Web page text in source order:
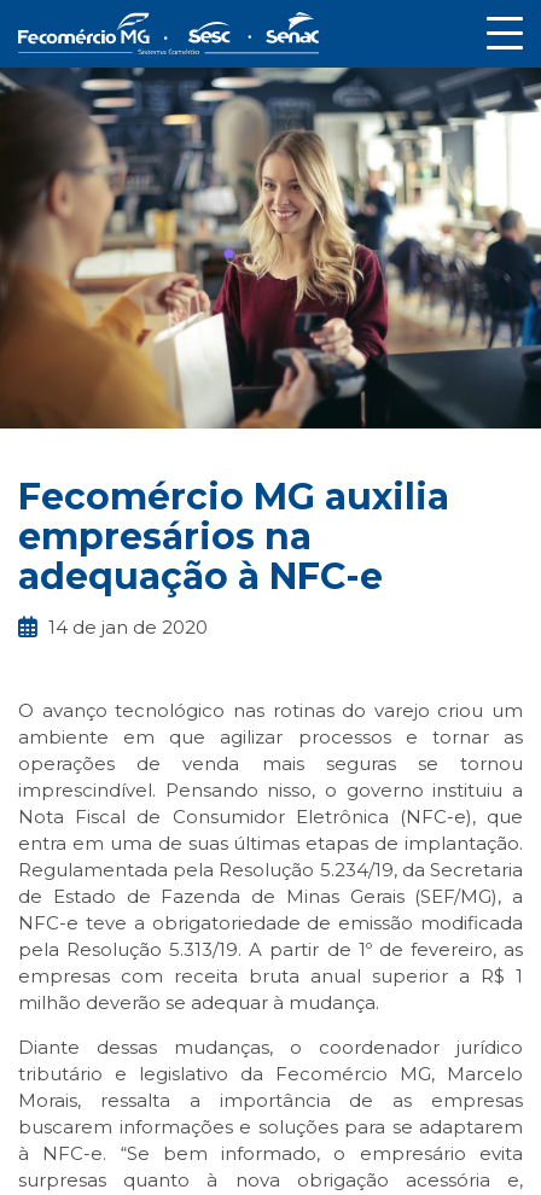
Fecomércio MG auxilia
empresários na
adequação à NFC-e
14 de jan de 2020
O avanço tecnológico nas rotinas do varejo criou um
ambiente em que agilizar processos e tornar as
operações de venda mais seguras se tornou
imprescindível. Pensando nisso, o governo instituiu a
Nota Fiscal de Consumidor Eletrônica (NFC-e), que
entra em uma de suas últimas etapas de implantação.
Regulamentada pela Resolução 5.234/19, da Secretaria
de Estado de Fazenda de Minas Gerais (SEF/MG), a
NFC-e teve a obrigatoriedade de emissão modificada
pela Resolução 5.313/19. A partir de 1º de fevereiro, as
empresas com receita bruta anual superior a R$ 1
milhão deverão se adequar à mudança.
Diante dessas mudanças, o coordenador jurídico
tributário e legislativo da Fecomércio MG, Marcelo
Morais, ressalta a importância de as empresas
buscarem informações e soluções para se adaptarem
à NFC-e. “Se bem informado, o empresário evita
surpresas quanto à nova obrigação acessória e,